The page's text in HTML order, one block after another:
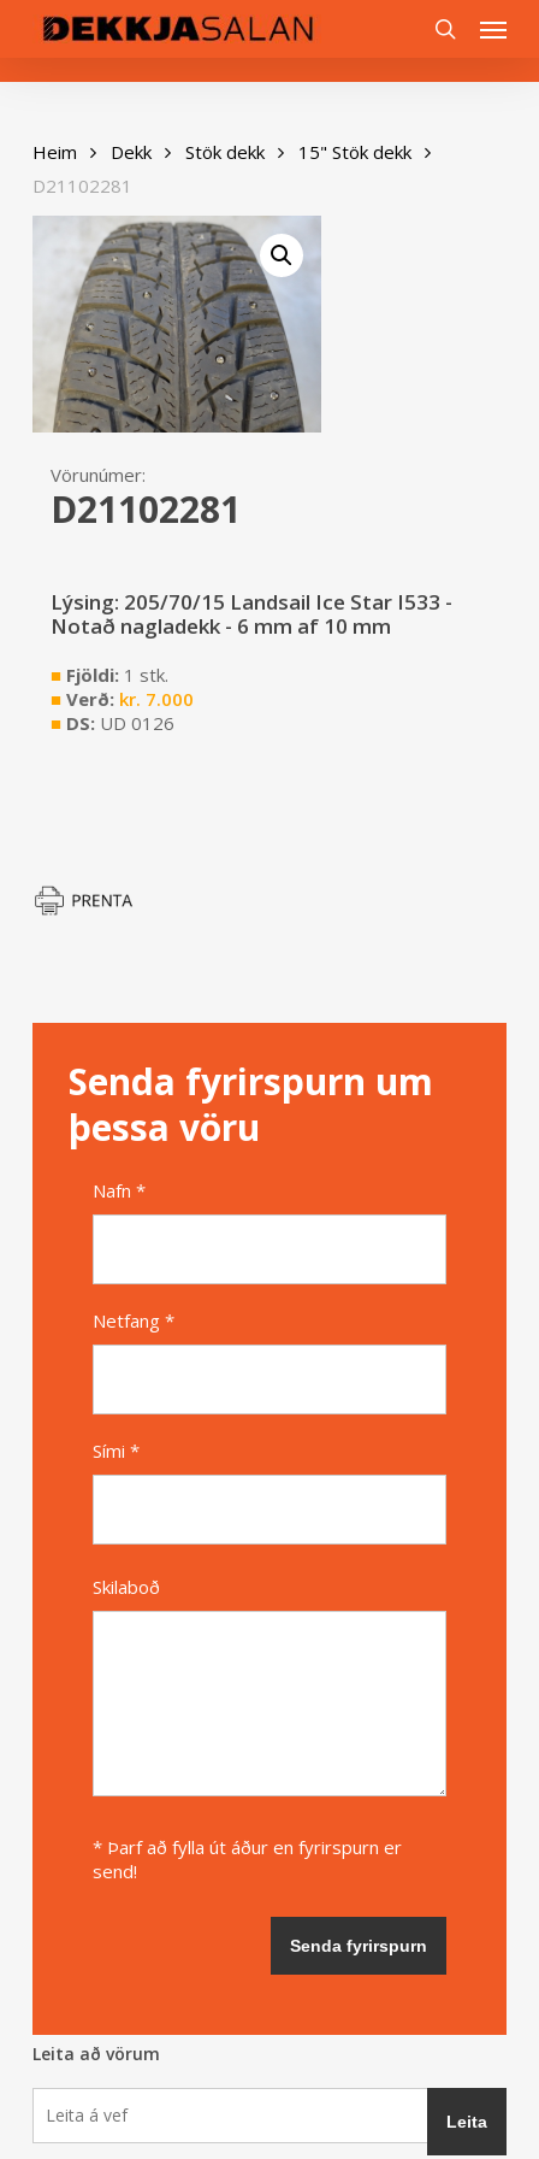
content
Menu
Heim Dekk Stök dekk
15" Stök dekk
D21102281
Vörunúmer:
D21102281
Lýsing: 205/70/15 Landsail Ice Star I533 -
Notað nagladekk - 6 mm af 10 mm
■Fjöldi: 1 stk.
■Verð: kr. 7.000
■DS: UD 0126
Senda fyrirspurn um
þessa vöru
Nafn *
Netfang *
Sími *
Skilaboð
* Þarf að fylla út áður en fyrirspurn er
send!
Leita að vörum